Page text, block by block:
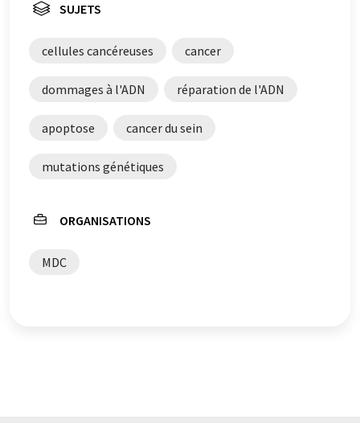
SUJETS
cellules cancéreuses cancer
dommages à l'ADN réparation de l'ADN
apoptose cancer du sein
mutations génétiques
ORGANISATIONS
MDC